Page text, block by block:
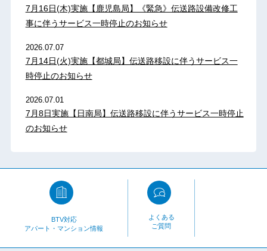
7月16日(木)実施【鹿児島局】《緊急》伝送路設備改修工
事に伴うサービス一時停止のお知らせ
2026.07.07
7月14日(火)実施【都城局】伝送路移設に伴うサービス一
時停止のお知らせ
2026.07.01
7月8日実施【日南局】伝送路移設に伴うサービス一時停止
のお知らせ
BTV対応
アパート・マンション情報
よくある
ご質問